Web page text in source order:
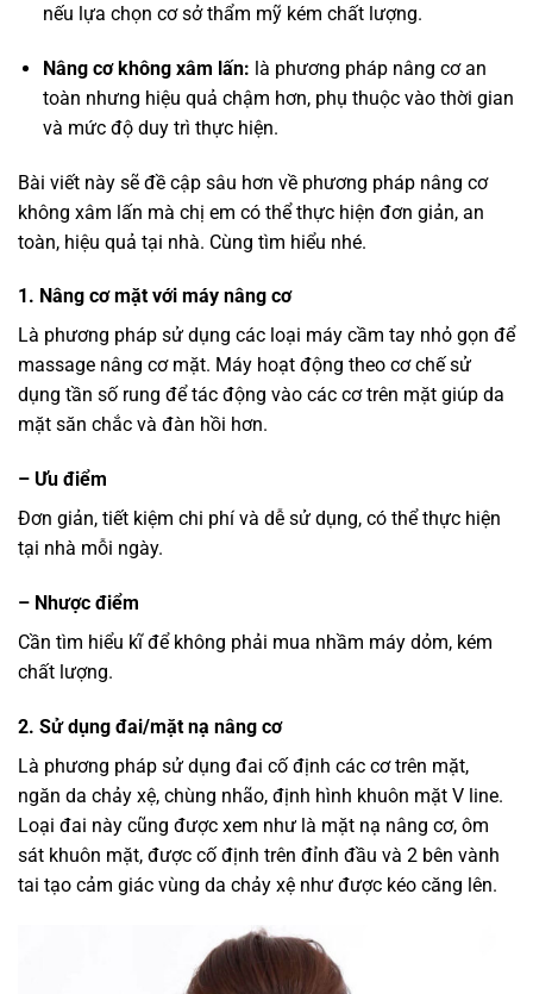
nếu lựa chọn cơ sở thẩm mỹ kém chất lượng.
Nâng cơ không xâm lấn: là phương pháp nâng cơ an
toàn nhưng hiệu quả chậm hơn, phụ thuộc vào thời gian
và mức độ duy trì thực hiện.
Bài viết này sẽ đề cập sâu hơn về phương pháp nâng cơ
không xâm lấn mà chị em có thể thực hiện đơn giản, an
toàn, hiệu quả tại nhà. Cùng tìm hiểu nhé.
1. Nâng cơ mặt với máy nâng cơ
Là phương pháp sử dụng các loại máy cầm tay nhỏ gọn để
massage nâng cơ mặt. Máy hoạt động theo cơ chế sử
dụng tần số rung để tác động vào các cơ trên mặt giúp da
mặt săn chắc và đàn hồi hơn.
– Ưu điểm
Đơn giản, tiết kiệm chi phí và dễ sử dụng, có thể thực hiện
tại nhà mỗi ngày.
– Nhược điểm
Cần tìm hiểu kĩ để không phải mua nhầm máy dỏm, kém
chất lượng.
2. Sử dụng đai/mặt nạ nâng cơ
Là phương pháp sử dụng đai cố định các cơ trên mặt,
ngăn da chảy xệ, chùng nhão, định hình khuôn mặt V line.
Loại đai này cũng được xem như là mặt nạ nâng cơ, ôm
sát khuôn mặt, được cố định trên đỉnh đầu và 2 bên vành
tai tạo cảm giác vùng da chảy xệ như được kéo căng lên.